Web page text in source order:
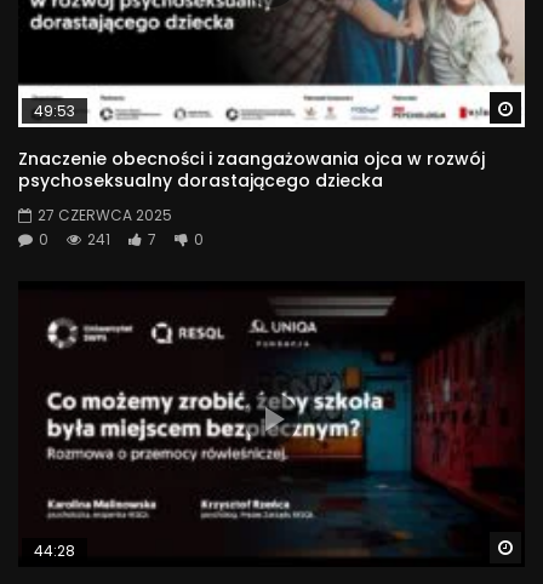
49:53
Znaczenie obecności i zaangażowania ojca w rozwój
psychoseksualny dorastającego dziecka
27 CZERWCA 2025
0
241 7 0
44:28